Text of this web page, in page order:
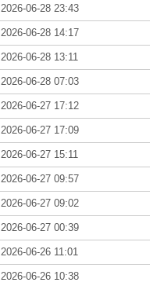
2026-06-28 23:43
2026-06-28 14:17
2026-06-28 13:11
2026-06-28 07:03
2026-06-27 17:12
2026-06-27 17:09
2026-06-27 15:11
2026-06-27 09:57
2026-06-27 09:02
2026-06-27 00:39
2026-06-26 11:01
2026-06-26 10:38